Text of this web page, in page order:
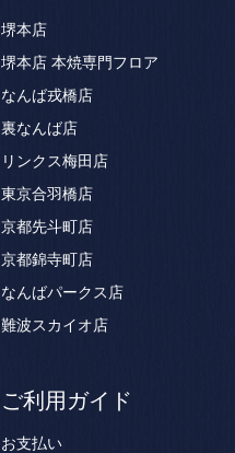
堺本店
堺本店 本焼専門フロア
なんば戎橋店
裏なんば店
リンクス梅田店
東京合羽橋店
京都先斗町店
京都錦寺町店
なんばパークス店
難波スカイオ店
ご利用ガイド
お支払い